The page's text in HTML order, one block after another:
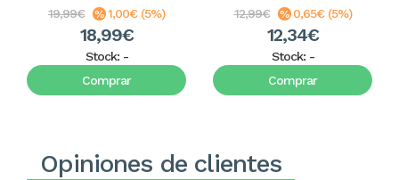
19,99€ 1,00€ (5%)
18,99€
Stock: -
Comprar
12,99€ 0,65€ (5%)
12,34€
Stock: -
Comprar
Opiniones de clientes